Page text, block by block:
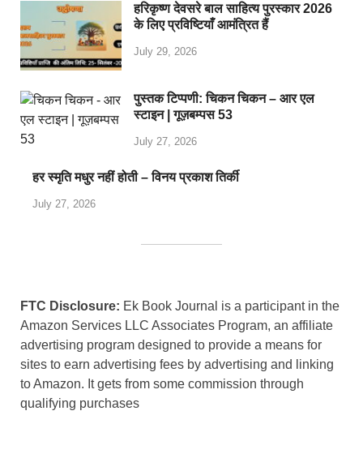
हरिकृष्ण देवसरे बाल साहित्य पुरस्कार 2026
के लिए प्रविष्टियाँ आमंत्रित हैं
July 29, 2026
पुस्तक टिप्पणी: चिकन चिकन – आर एल
स्टाइन | गूज़बम्पस 53
July 27, 2026
हर स्मृति मधुर नहीं होती – विनय प्रकाश तिर्की
July 27, 2026
FTC Disclosure: Ek Book Journal is a participant in the
Amazon Services LLC Associates Program, an affiliate
advertising program designed to provide a means for
sites to earn advertising fees by advertising and linking
to Amazon. It gets from some commission through
qualifying purchases